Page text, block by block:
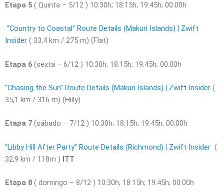
Etapa 5 ( Quinta – 5/12 ) 10:30h; 18:15h; 19:45h; 00:00h
“Country to Coastal” Route Details (Makuri Islands) | Zwift
Insider ( 33,4 km / 275 m) (Flat)
Etapa 6 (sexta – 6/12 ) 10:30h; 18:15h; 19:45h; 00:00h
“Chasing the Sun” Route Details (Makuri Islands) | Zwift Insider (
35,1 km / 316 m) (Hilly)
Etapa 7 (sábado – 7/12 ) 10:30h; 18:15h; 19:45h; 00:00h
“Libby Hill After Party” Route Details (Richmond) | Zwift Insider (
32,9 km / 118m ) ITT
Etapa 8 ( domingo – 8/12 ) 10:30h; 18:15h; 19:45h; 00:00h